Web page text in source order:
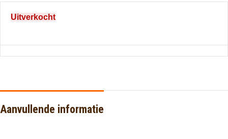
Uitverkocht
Aanvullende informatie